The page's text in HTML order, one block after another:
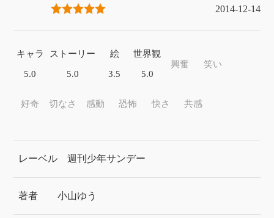
2014-12-14
キャラ
5.0
ストーリー
5.0
絵
3.5
世界観
5.0
興奮 笑い
好奇 切なさ 感動 恐怖 快さ 共感
レーベル 週刊少年サンデー
著者 小山ゆう